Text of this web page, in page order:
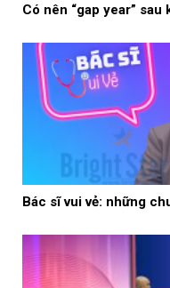
Có nên “gap year”
Bác sĩ vui vẻ: những